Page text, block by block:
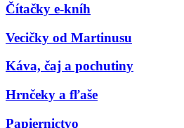
Čítačky e-kníh
Vecičky od Martinusu
Káva, čaj a pochutiny
Hrnčeky a fľaše
Papiernictvo